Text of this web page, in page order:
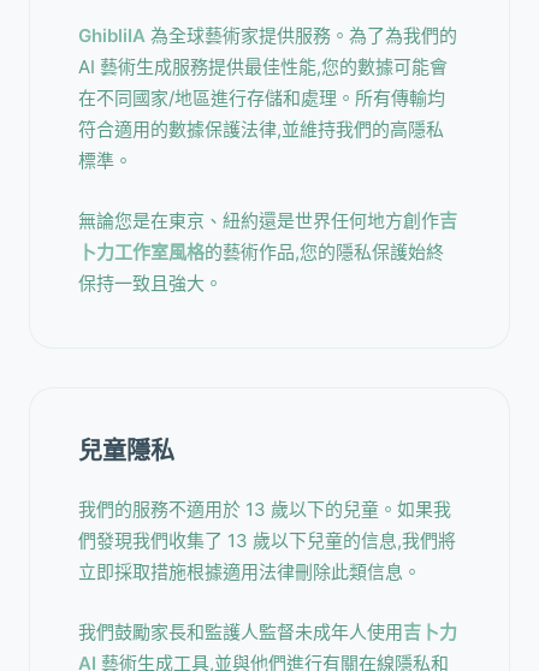
GhibliIA 為全球藝術家提供服務。為了為我們的
AI 藝術生成服務提供最佳性能,您的數據可能會
在不同國家/地區進行存儲和處理。所有傳輸均
符合適用的數據保護法律,並維持我們的高隱私
標準。
無論您是在東京、紐約還是世界任何地方創作吉
卜力工作室風格的藝術作品,您的隱私保護始終
保持一致且強大。
兒童隱私
我們的服務不適用於 13 歲以下的兒童。如果我
們發現我們收集了 13 歲以下兒童的信息,我們將
立即採取措施根據適用法律刪除此類信息。
我們鼓勵家長和監護人監督未成年人使用吉卜力
AI 藝術生成工具,並與他們進行有關在線隱私和